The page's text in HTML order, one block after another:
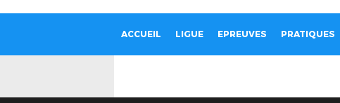
ACCUEIL LIGUE EPREUVES PRATIQUES